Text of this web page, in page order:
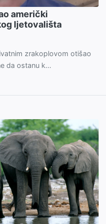
američki
ljetovališta
zrakoplovom otišao
da ostanu k...